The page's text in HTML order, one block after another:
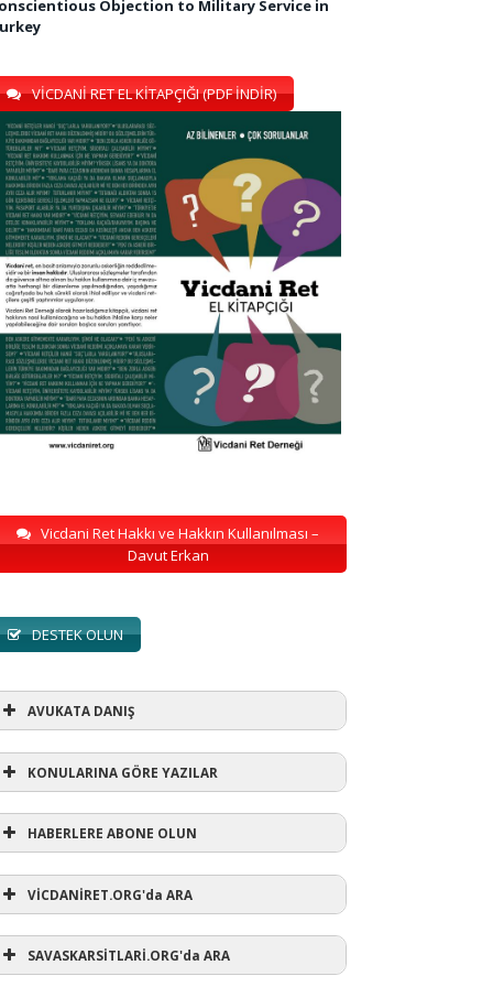
Objection to Military Service in
VİCDANİ RET EL KİTAPÇIĞI (PDF İNDİR)
Vicdani Ret Hakkı ve Hakkın Kullanılması –
Davut Erkan
DESTEK OLUN
AVUKATA DANIŞ
AVUKATA DANIŞ
KONULARINA GÖRE YAZILAR
KONULARINA GÖRE YAZILAR
(1)
ihtarı(3)
HABERLERE ABONE OLUN
VİCDANİRET.ORG'da ARA
SAVASKARSİTLARİ.ORG'da ARA